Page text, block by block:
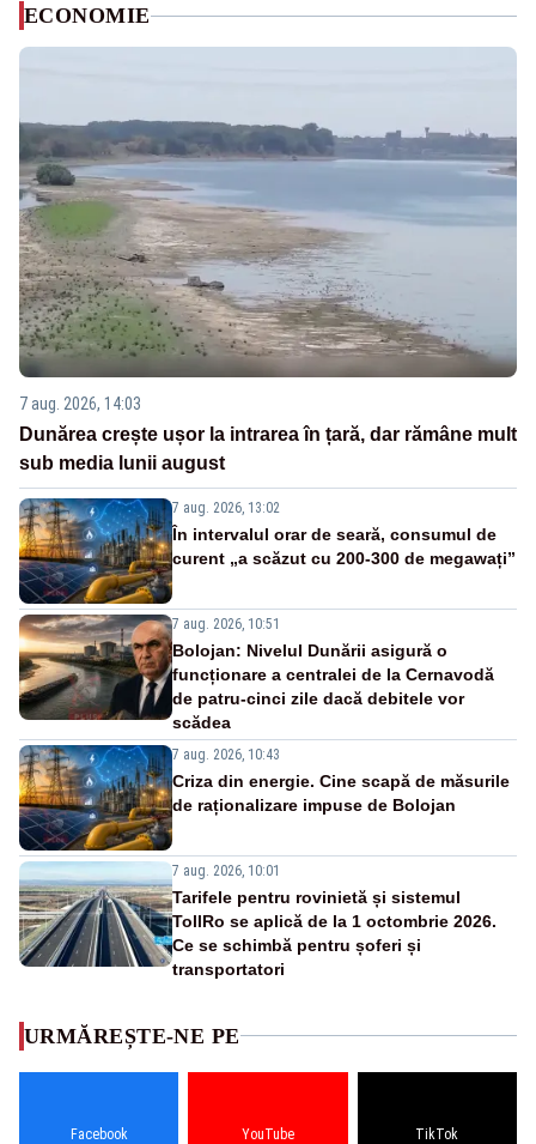
ECONOMIE
7 aug. 2026, 14:03
Dunărea crește ușor la intrarea în țară, dar rămâne mult
sub media lunii august
7 aug. 2026, 13:02
În intervalul orar de seară, consumul de
curent „a scăzut cu 200-300 de megawați”
7 aug. 2026, 10:51
Bolojan: Nivelul Dunării asigură o
funcționare a centralei de la Cernavodă
de patru-cinci zile dacă debitele vor
scădea
7 aug. 2026, 10:43
Criza din energie. Cine scapă de măsurile
de raționalizare impuse de Bolojan
7 aug. 2026, 10:01
Tarifele pentru rovinietă și sistemul
TollRo se aplică de la 1 octombrie 2026.
Ce se schimbă pentru șoferi și
transportatori
URMĂREȘTE-NE PE
Facebook YouTube TikTok